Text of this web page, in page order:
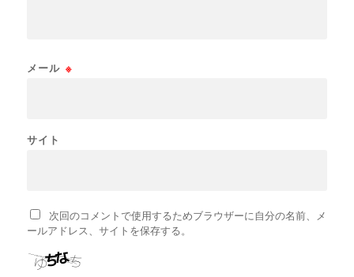
メール ※
サイト
次回のコメントで使用するためブラウザーに自分の名前、メ
ールアドレス、サイトを保存する。